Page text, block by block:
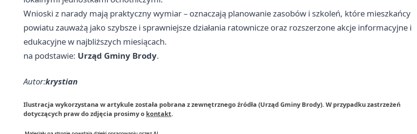
Wnioski z narady mają praktyczny wymiar – oznaczają planowanie zasobów i szkoleń, które mieszkańcy
powiatu zauważą jako szybsze i sprawniejsze działania ratownicze oraz rozszerzone akcje informacyjne i
edukacyjne w najbliższych miesiącach.
na podstawie: Urząd Gminy Brody.
Autor:krystian
Ilustracja wykorzystana w artykule została pobrana z zewnętrznego źródła (Urząd Gminy Brody). W przypadku zastrzeżeń
dotyczących praw do zdjęcia prosimy o kontakt.